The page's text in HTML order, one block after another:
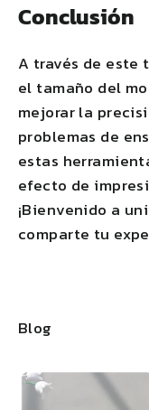
Conclusión
A través de este
el tamaño del
mejorar la
problemas de
estas
efecto de
¡Bienvenido a
comparte tu
Blog